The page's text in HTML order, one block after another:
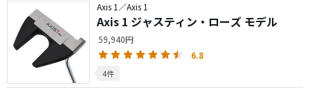
Axis 1／Axis 1
Axis 1 ジャスティン・ローズ モデル
59,940円
6.8
4件